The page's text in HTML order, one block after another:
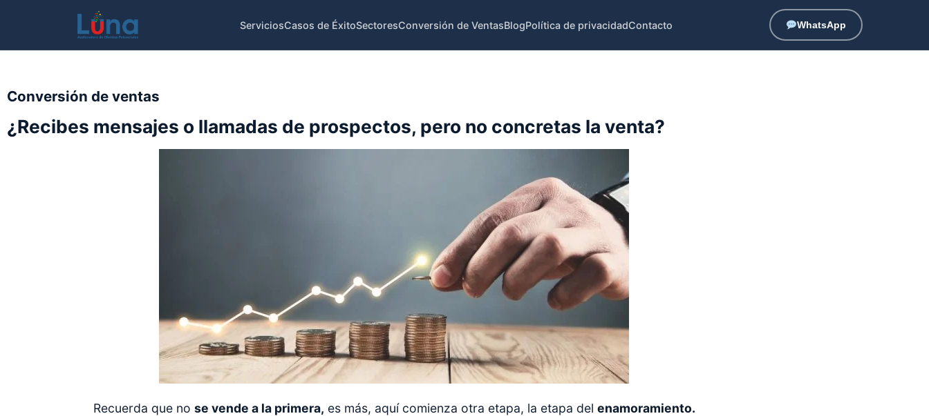
ServiciosCasos de ÉxitoSectoresConversión de VentasBlogPolítica de privacidadContacto WhatsApp
Conversión de ventas
¿Recibes mensajes o llamadas de prospectos, pero no concretas la venta?
Recuerda que no se vende a la primera, es más, aquí comienza otra etapa, la etapa del enamoramiento.